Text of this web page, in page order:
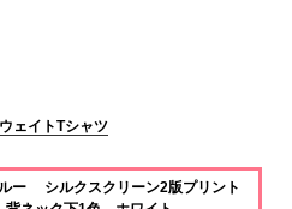
ェイトTシャツ
ー シルクスクリーン2版プリント